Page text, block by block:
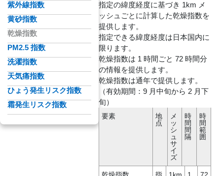
通
ダム
気象
農
ント
気象
道
路
気
象
気候
テッ
放送
エ
ア
ヘリ
象
紫外線指数
黄砂指数
乾燥指数
PM2.5 指数
洗濯指数
天気痛指数
ひょう発生リスク指数
霜発生リスク指数
指定の緯度経度に基づき 1km メ
ッシュごとに計算した乾燥指数を
提供します。
指定できる緯度経度は日本国内に
限ります。
乾燥指数は 1 時間ごと 72 時間分
の情報を提供します。
乾燥指数は通年で提供します。
（有効期間：9 月中旬から 2 月下
旬）
要素
地
点
メ
ッ
シ
ュ
サ
イ
ズ
時
間
間
隔
時
間
範
囲